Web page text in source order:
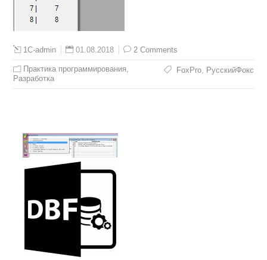
1C-admin 01.08.2018 2 Comments
Практика программирования,
Разработка
FoxPro, РусскийФокс